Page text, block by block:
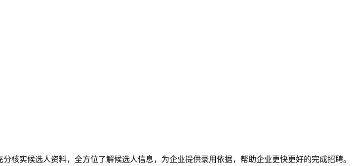
核实候选人资料，全方位了解候选人信息，为企业提供录用依据，帮助企业更快更好的完成招聘。